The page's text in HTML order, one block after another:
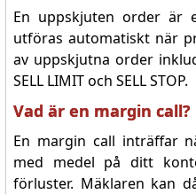
En uppskjuten order är
utföras automatiskt när
av uppskjutna order
SELL LIMIT och SELL STOP.
Vad är en margin call?
En margin call inträffar
med medel på ditt
förluster. Mäklaren kan